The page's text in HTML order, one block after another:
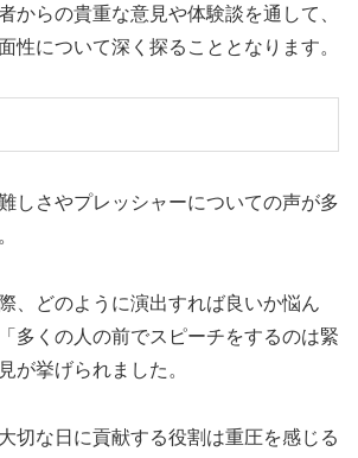
からの貴重な意見や体験談を通して、
性について深く探ることとなります。
しさやプレッシャーについての声が多
、どのように演出すれば良いか悩ん
多くの人の前でスピーチをするのは緊
が挙げられました。
切な日に貢献する役割は重圧を感じる